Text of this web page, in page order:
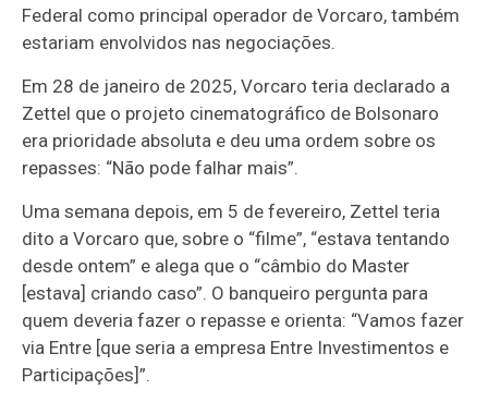
Federal como principal operador de Vorcaro, também
estariam envolvidos nas negociações.
Em 28 de janeiro de 2025, Vorcaro teria declarado a
Zettel que o projeto cinematográfico de Bolsonaro
era prioridade absoluta e deu uma ordem sobre os
repasses: “Não pode falhar mais”.
Uma semana depois, em 5 de fevereiro, Zettel teria
dito a Vorcaro que, sobre o “filme”, “estava tentando
desde ontem” e alega que o “câmbio do Master
[estava] criando caso”. O banqueiro pergunta para
quem deveria fazer o repasse e orienta: “Vamos fazer
via Entre [que seria a empresa Entre Investimentos e
Participações]”.